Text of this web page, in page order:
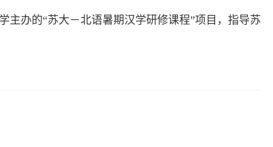
主办的“苏大－北语暑期汉学研修课程”项目，指导苏